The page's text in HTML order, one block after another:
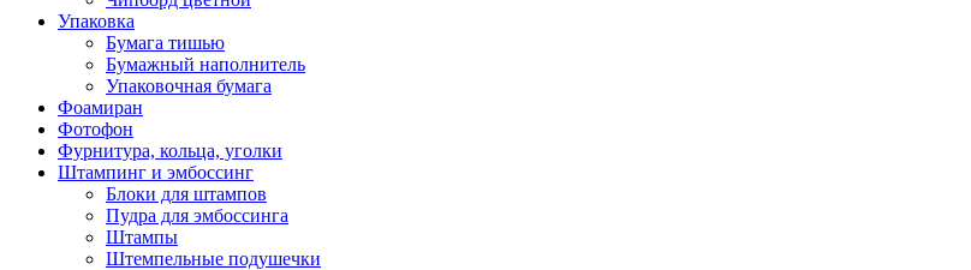
Упаковка
Бумага тишью
Бумажный наполнитель
Упаковочная бумага
Фоамиран
Фотофон
Фурнитура, кольца, уголки
Штампинг и эмбоссинг
Блоки для штампов
Пудра для эмбоссинга
Штампы
Штемпельные подушечки